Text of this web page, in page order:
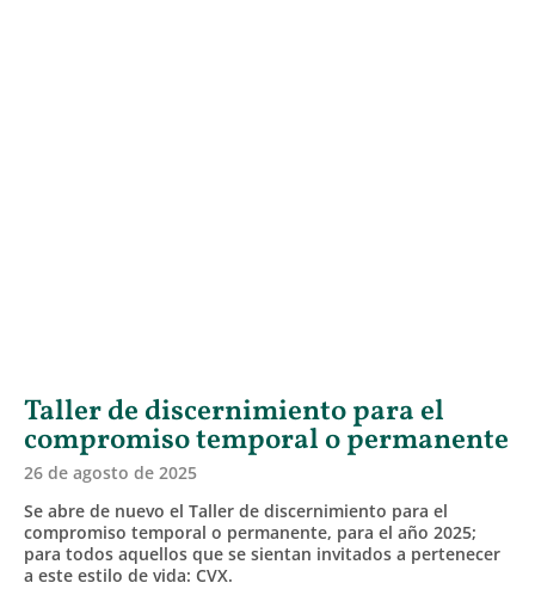
Taller de discernimiento para el
compromiso temporal o permanente
26 de agosto de 2025
Se abre de nuevo el Taller de discernimiento para el
compromiso temporal o permanente, para el año 2025;
para todos aquellos que se sientan invitados a pertenecer
a este estilo de vida: CVX.